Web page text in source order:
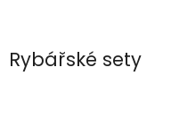
Rybářské sety